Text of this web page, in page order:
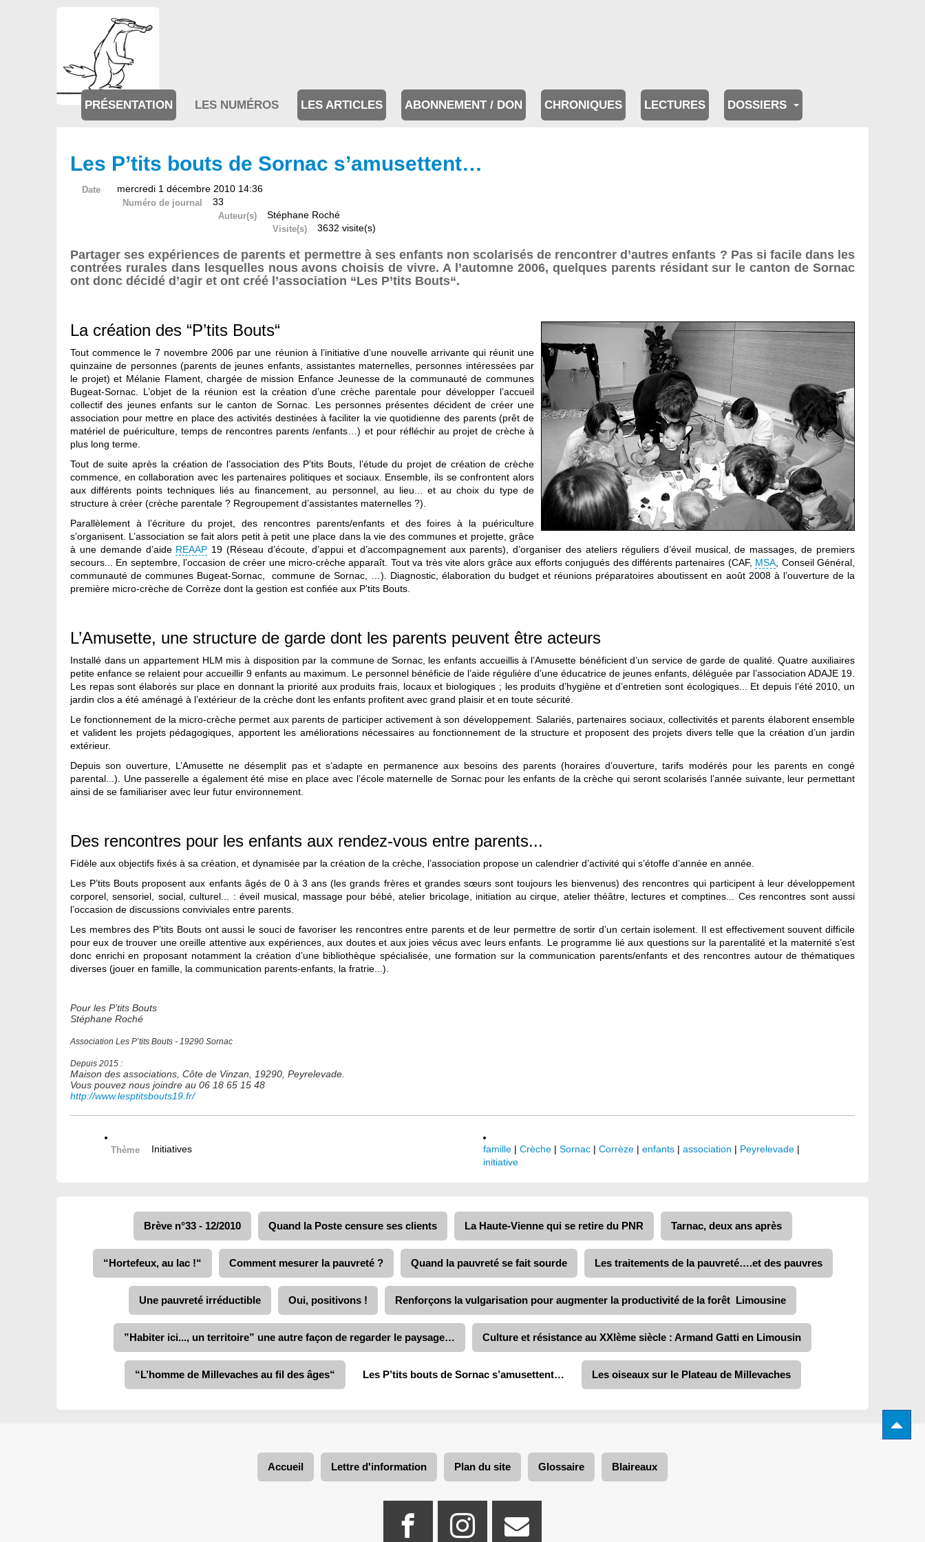
PRÉSENTATION LES NUMÉROS LES ARTICLES ABONNEMENT / DON CHRONIQUES LECTURES DOSSIERS
Les P’tits bouts de Sornac s’amusettent…
Date mercredi 1 décembre 2010 14:36
Numéro de journal 33
Auteur(s) Stéphane Roché
Visite(s) 3632 visite(s)
Partager ses expériences de parents et permettre à ses enfants non scolarisés de rencontrer d’autres enfants ? Pas si facile dans les
contrées rurales dans lesquelles nous avons choisis de vivre. A l’automne 2006, quelques parents résidant sur le canton de Sornac
ont donc décidé d’agir et ont créé l’association “Les P’tits Bouts“.
La création des “P’tits Bouts“
Tout commence le 7 novembre 2006 par une réunion à l’initiative d’une nouvelle arrivante qui réunit une
quinzaine de personnes (parents de jeunes enfants, assistantes maternelles, personnes intéressées par
le projet) et Mélanie Flament, chargée de mission Enfance Jeunesse de la communauté de communes
Bugeat-Sornac. L’objet de la réunion est la création d’une crèche parentale pour développer l’accueil
collectif des jeunes enfants sur le canton de Sornac. Les personnes présentes décident de créer une
association pour mettre en place des activités destinées à faciliter la vie quotidienne des parents (prêt de
matériel de puériculture, temps de rencontres parents /enfants…) et pour réfléchir au projet de crèche à
plus long terme.
Tout de suite après la création de l’association des P’tits Bouts, l’étude du projet de création de crèche
commence, en collaboration avec les partenaires politiques et sociaux. Ensemble, ils se confrontent alors
aux différents points techniques liés au financement, au personnel, au lieu... et au choix du type de
structure à créer (crèche parentale ? Regroupement d’assistantes maternelles ?).
Parallèlement à l’écriture du projet, des rencontres parents/enfants et des foires à la puériculture
s’organisent. L’association se fait alors petit à petit une place dans la vie des communes et projette, grâce
à une demande d’aide REAAP 19 (Réseau d’écoute, d’appui et d’accompagnement aux parents), d’organiser des ateliers réguliers d’éveil musical, de massages, de premiers
secours... En septembre, l’occasion de créer une micro-crèche apparaît. Tout va très vite alors grâce aux efforts conjugués des différents partenaires (CAF, MSA , Conseil Général,
communauté de communes Bugeat-Sornac, commune de Sornac, …). Diagnostic, élaboration du budget et réunions préparatoires aboutissent en août 2008 à l’ouverture de la
première micro-crèche de Corrèze dont la gestion est confiée aux P’tits Bouts.
L’Amusette, une structure de garde dont les parents peuvent être acteurs
Installé dans un appartement HLM mis à disposition par la commune de Sornac, les enfants accueillis à l’Amusette bénéficient d’un service de garde de qualité. Quatre auxiliaires
petite enfance se relaient pour accueillir 9 enfants au maximum. Le personnel bénéficie de l’aide régulière d’une éducatrice de jeunes enfants, déléguée par l’association ADAJE 19.
Les repas sont élaborés sur place en donnant la priorité aux produits frais, locaux et biologiques ; les produits d’hygiène et d’entretien sont écologiques... Et depuis l’été 2010, un
jardin clos a été aménagé à l’extérieur de la crèche dont les enfants profitent avec grand plaisir et en toute sécurité.
Le fonctionnement de la micro-crèche permet aux parents de participer activement à son développement. Salariés, partenaires sociaux, collectivités et parents élaborent ensemble
et valident les projets pédagogiques, apportent les améliorations nécessaires au fonctionnement de la structure et proposent des projets divers telle que la création d’un jardin
extérieur.
Depuis son ouverture, L’Amusette ne désemplit pas et s’adapte en permanence aux besoins des parents (horaires d’ouverture, tarifs modérés pour les parents en congé
parental...). Une passerelle a également été mise en place avec l’école maternelle de Sornac pour les enfants de la crèche qui seront scolarisés l’année suivante, leur permettant
ainsi de se familiariser avec leur futur environnement.
Des rencontres pour les enfants aux rendez-vous entre parents...
Fidèle aux objectifs fixés à sa création, et dynamisée par la création de la crèche, l’association propose un calendrier d’activité qui s’étoffe d’année en année.
Les P’tits Bouts proposent aux enfants âgés de 0 à 3 ans (les grands frères et grandes sœurs sont toujours les bienvenus) des rencontres qui participent à leur développement
corporel, sensoriel, social, culturel... : éveil musical, massage pour bébé, atelier bricolage, initiation au cirque, atelier théâtre, lectures et comptines... Ces rencontres sont aussi
l’occasion de discussions conviviales entre parents.
Les membres des P’tits Bouts ont aussi le souci de favoriser les rencontres entre parents et de leur permettre de sortir d’un certain isolement. Il est effectivement souvent difficile
pour eux de trouver une oreille attentive aux expériences, aux doutes et aux joies vécus avec leurs enfants. Le programme lié aux questions sur la parentalité et la maternité s’est
donc enrichi en proposant notamment la création d’une bibliothèque spécialisée, une formation sur la communication parents/enfants et des rencontres autour de thématiques
diverses (jouer en famille, la communication parents-enfants, la fratrie...).
Pour les P’tits Bouts
Stéphane Roché
Association Les P’tits Bouts - 19290 Sornac
Depuis 2015 :
Maison des associations, Côte de Vinzan, 19290, Peyrelevade.
Vous pouvez nous joindre au 06 18 65 15 48
http://www.lesptitsbouts19.fr/
Thème Initiatives famille | Crèche | Sornac | Corrèze | enfants | association | Peyrelevade |
initiative
Brève n°33 - 12/2010 Quand la Poste censure ses clients La Haute-Vienne qui se retire du PNR Tarnac, deux ans après
“Hortefeux, au lac !“ Comment mesurer la pauvreté ? Quand la pauvreté se fait sourde Les traitements de la pauvreté….et des pauvres
Une pauvreté irréductible Oui, positivons ! Renforçons la vulgarisation pour augmenter la productivité de la forêt Limousine
”Habiter ici..., un territoire” une autre façon de regarder le paysage… Culture et résistance au XXIème siècle : Armand Gatti en Limousin
“L’homme de Millevaches au fil des âges“ Les P’tits bouts de Sornac s’amusettent… Les oiseaux sur le Plateau de Millevaches
Accueil Lettre d'information Plan du site Glossaire Blaireaux